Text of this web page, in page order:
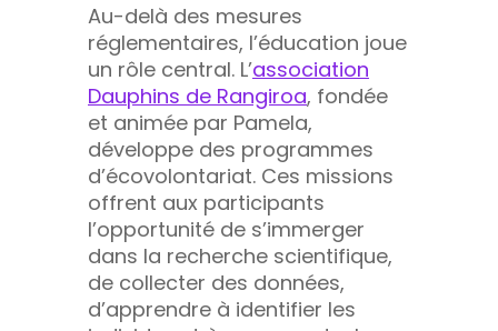
Au-delà des mesures
réglementaires, l’éducation joue
un rôle central. L’association
Dauphins de Rangiroa, fondée
et animée par Pamela,
développe des programmes
d’écovolontariat. Ces missions
offrent aux participants
l’opportunité de s’immerger
dans la recherche scientifique,
de collecter des données,
d’apprendre à identifier les